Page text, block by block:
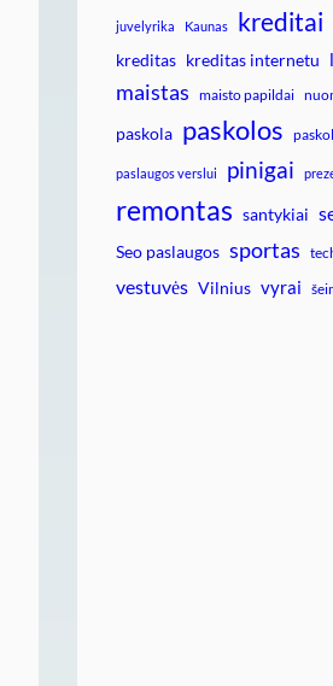
juvelyrika Kaunas kreditai
kreditas kreditas internetu
maistas maisto papildai
paskola paskolos
paslaugos verslui pinigai
remontas santykiai
Seo paslaugos sportas
vestuvės Vilnius vyrai